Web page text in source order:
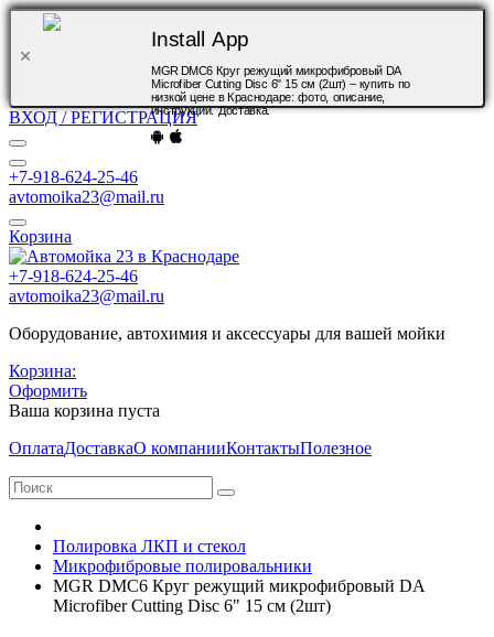
Install App
MGR DMC6 Круг режущий микрофибровый DA
Microfiber Cutting Disc 6" 15 см (2шт) – купить по
низкой цене в Краснодаре: фото, описание,
инструкции. Доставка.
ВХОД / РЕГИСТРАЦИЯ
+7-918-624-25-46
avtomoika23@mail.ru
Корзина
+7-918-624-25-46
avtomoika23@mail.ru
Оборудование, автохимия и аксессуары для вашей мойки
Корзина:
Оформить
Ваша корзина пуста
ОплатаДоставкаО компанииКонтактыПолезное
Полировка ЛКП и стекол
Микрофибровые полировальники
MGR DMC6 Круг режущий микрофибровый DA
Microfiber Cutting Disc 6" 15 см (2шт)